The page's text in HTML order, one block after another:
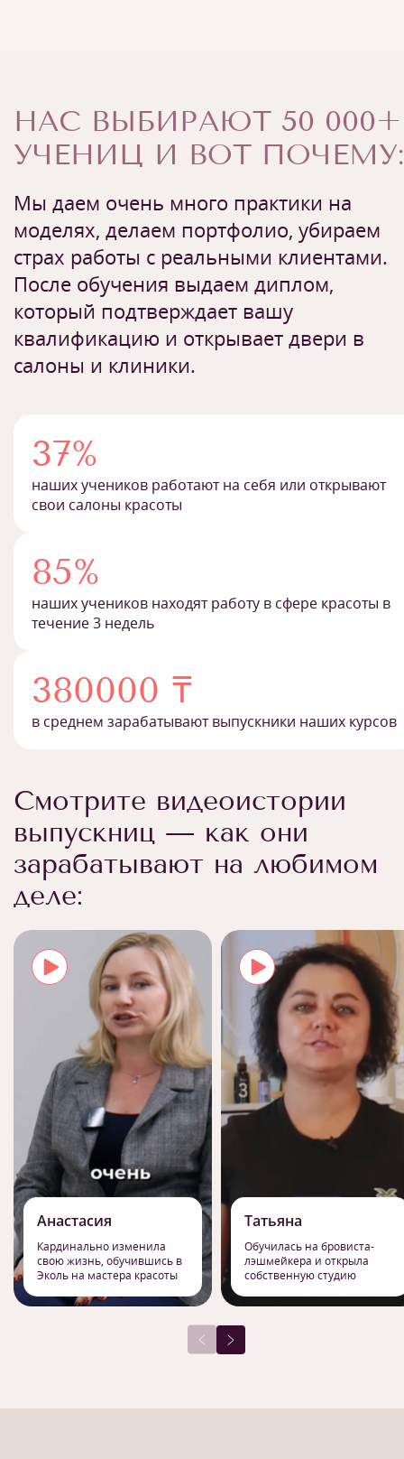
НАС ВЫБИРАЮТ 50 000+
УЧЕНИЦ И ВОТ ПОЧЕМУ:
Мы даем очень много практики на
моделях, делаем портфолио, убираем
страх работы с реальными клиентами.
После обучения выдаем диплом,
который подтверждает вашу
квалификацию и открывает двери в
салоны и клиники.
37%
наших учеников работают на себя или открывают
свои салоны красоты
85%
наших учеников находят работу в сфере красоты в
течение 3 недель
380000 ₸
в среднем зарабатывают выпускники наших курсов
Смотрите видеоистории
выпускниц — как они
зарабатывают на любимом
деле:
Анастасия
Кардинально изменила
свою жизнь, обучившись в
Эколь на мастера красоты
Татьяна
Обучилась на бровиста-
лэшмейкера и открыла
собственную студию